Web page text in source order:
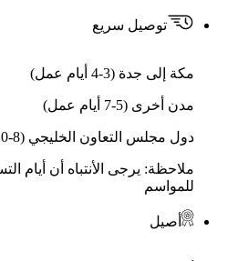
توصيل سريع
مكة إلى جدة (3-4 أيام عمل)
مدن أخرى (5-7 أيام عمل)
دول مجلس التعاون الخليجي (8-10 أيام عمل)
ملاحظة: يرجى الأنتباه أن أيام
للمواسم
أصيل